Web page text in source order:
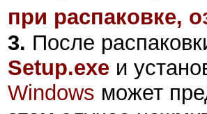
при распаковке,
3. После
Setup.exe и
Windows может